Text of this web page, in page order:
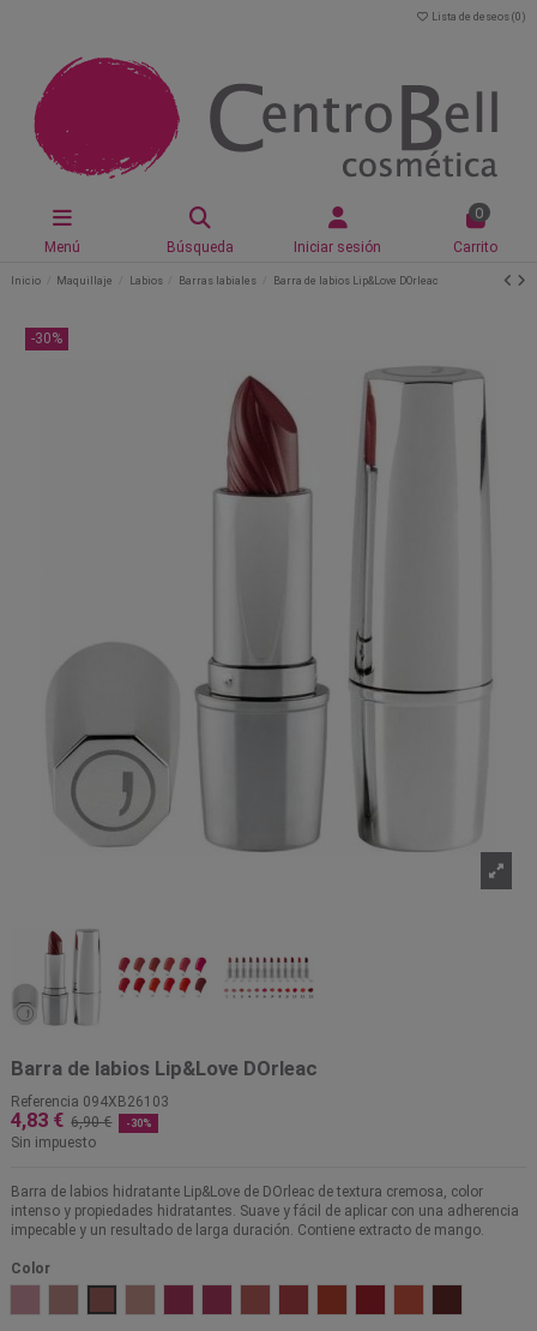
Lista de deseos (0 )
Menú Búsqueda Iniciar sesión
0
Carrito
Inicio Maquillaje Labios Barras labiales Barra de labios Lip&Love DOrleac
-30%
Barra de labios Lip&Love DOrleac
Referencia 094XB26103
4,83 € 6,90 € -30%
Sin impuesto
Barra de labios hidratante Lip&Love de DOrleac de textura cremosa, color
intenso y propiedades hidratantes. Suave y fácil de aplicar con una adherencia
impecable y un resultado de larga duración. Contiene extracto de mango.
Color